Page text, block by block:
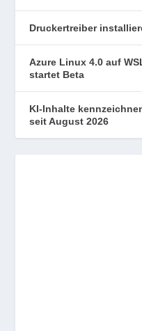
Druckertreiber
Azure Linux 4.0 auf
startet Beta
KI-Inhalte
seit August 2026